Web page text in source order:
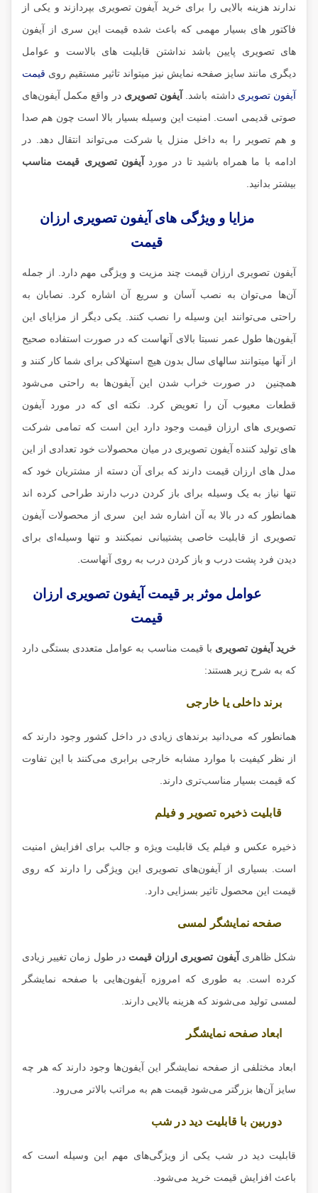
ندارند هزینه بالایی را برای خرید آیفون تصویری بپردازند و یکی از
فاکتور های بسیار مهمی که باعث شده قیمت این سری از آیفون
های تصویری پایین باشد نداشتن قابلیت های بالاست و عوامل
دیگری مانند سایز صفحه نمایش نیز میتواند تاثیر مستقیم روی قیمت
آیفون تصویریداشته باشد. آیفون تصویری در واقع مکمل آیفون‌های
صوتی قدیمی است. امنیت این وسیله بسیار بالا است چون هم صدا
و هم تصویر را به داخل منزل یا شرکت می‌تواند انتقال دهد. در
ادامه با ما همراه باشید تا در مورد
آیفون تصویری قیمت مناسب
بیشتر بدانید.
مزایا و ویژگی های آیفون تصویری ارزان
قیمت
آیفون تصویری ارزان قیمت چند مزیت و ویژگی مهم دارد. از جمله
آن‌ها می‌توان به نصب آسان و سریع آن اشاره کرد. نصابان به
راحتی می‌توانند این وسیله را نصب کنند. یکی دیگر از مزایای این
آیفون‌ها طول عمر نسبتا بالای آنهاست که در صورت استفاده صحیح
از آنها میتوانند سالهای سال بدون هیچ استهلاکی برای شما کار کنند و
همچنین در صورت خراب شدن این آیفون‌ها به راحتی می‌شود
قطعات معیوب آن را تعویض کرد. نکته ای که در مورد آیفون
تصویری های ارزان قیمت وجود دارد این است که تمامی شرکت
های تولید کننده آیفون تصویری در میان محصولات خود تعدادی از این
مدل های ارزان قیمت دارند که برای آن دسته از مشتریان خود که
تنها نیاز به یک وسیله برای باز کردن درب دارند طراحی کرده اند
همانطور که در بالا به آن اشاره شد این سری از محصولات آیفون
تصویری از قابلیت خاصی پشتیبانی نمیکنند و تنها وسیله‌ای برای
دیدن فرد پشت درب و باز کردن درب به روی آنهاست.
عوامل موثر بر قیمت آیفون تصویری ارزان
قیمت
خرید آیفون تصویری با قیمت مناسب به عوامل متعددی بستگی دارد
که به شرح زیر هستند:
برند داخلی یا خارجی
همانطور که می‌دانید برندهای زیادی در داخل کشور وجود دارند که
از نظر کیفیت با موارد مشابه خارجی برابری می‌کنند با این تفاوت
که قیمت بسیار مناسب‌تری دارند.
قابلیت ذخیره تصویر و فیلم
ذخیره عکس و فیلم یک قابلیت ویژه و جالب برای افزایش امنیت
است. بسیاری از آیفون‌های تصویری این ویژگی را دارند که روی
قیمت این محصول تاثیر بسزایی دارد.
صفحه نمایشگر لمسی
شکل ظاهری آیفون تصویری ارزان قیمتدر طول زمان تغییر زیادی
کرده است. به طوری که امروزه آیفون‌هایی با صفحه نمایشگر
لمسی تولید می‌شوند که هزینه بالایی دارند.
ابعاد صفحه نمایشگر
ابعاد مختلفی از صفحه نمایشگر این آیفون‌ها وجود دارند که هر چه
سایز آن‌ها بزرگتر می‌شود قیمت هم به مراتب بالاتر می‌رود.
دوربین با قابلیت دید در شب
قابلیت دید در شب یکی از ویژگی‌های مهم این وسیله است که
باعث افزایش قیمت خرید می‌شود.